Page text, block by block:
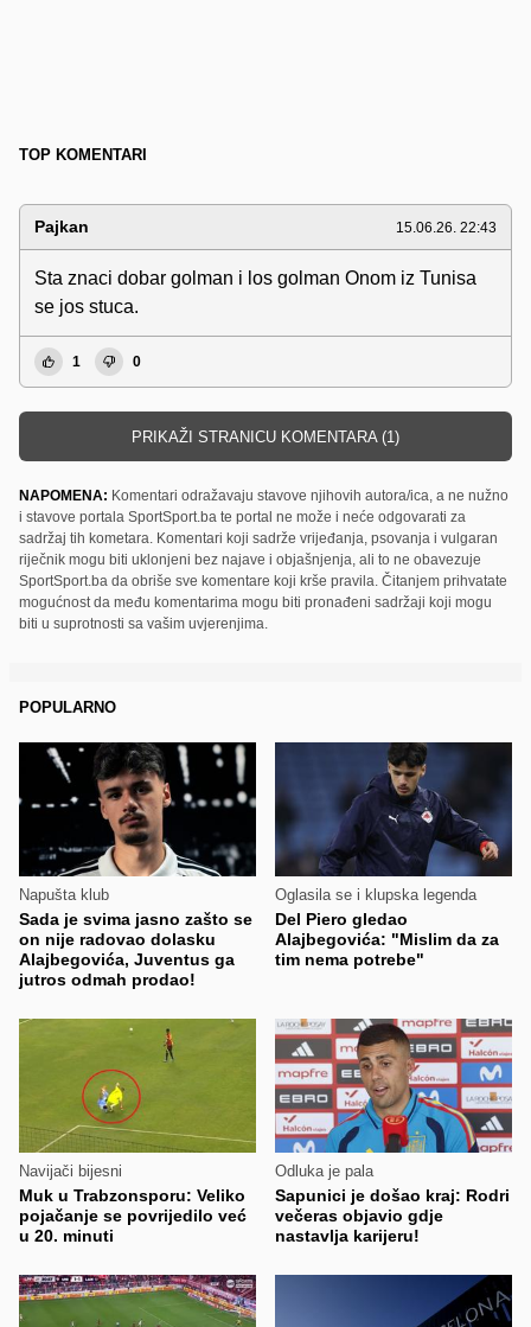
TOP KOMENTARI
Pajkan 15.06.26. 22:43
Sta znaci dobar golman i los golman Onom iz Tunisa
se jos stuca.
1 0
PRIKAŽI STRANICU KOMENTARA (1)
NAPOMENA: Komentari odražavaju stavove njihovih autora/ica, a ne nužno
i stavove portala SportSport.ba te portal ne može i neće odgovarati za
sadržaj tih kometara. Komentari koji sadrže vrijeđanja, psovanja i vulgaran
riječnik mogu biti uklonjeni bez najave i objašnjenja, ali to ne obavezuje
SportSport.ba da obriše sve komentare koji krše pravila. Čitanjem prihvatate
mogućnost da među komentarima mogu biti pronađeni sadržaji koji mogu
biti u suprotnosti sa vašim uvjerenjima.
POPULARNO
Napušta klub
Sada je svima jasno zašto se
on nije radovao dolasku
Alajbegovića, Juventus ga
jutros odmah prodao!
Oglasila se i klupska legenda
Del Piero gledao
Alajbegovića: "Mislim da za
tim nema potrebe"
Navijači bijesni
Muk u Trabzonsporu: Veliko
pojačanje se povrijedilo već
u 20. minuti
Odluka je pala
Sapunici je došao kraj: Rodri
večeras objavio gdje
nastavlja karijeru!